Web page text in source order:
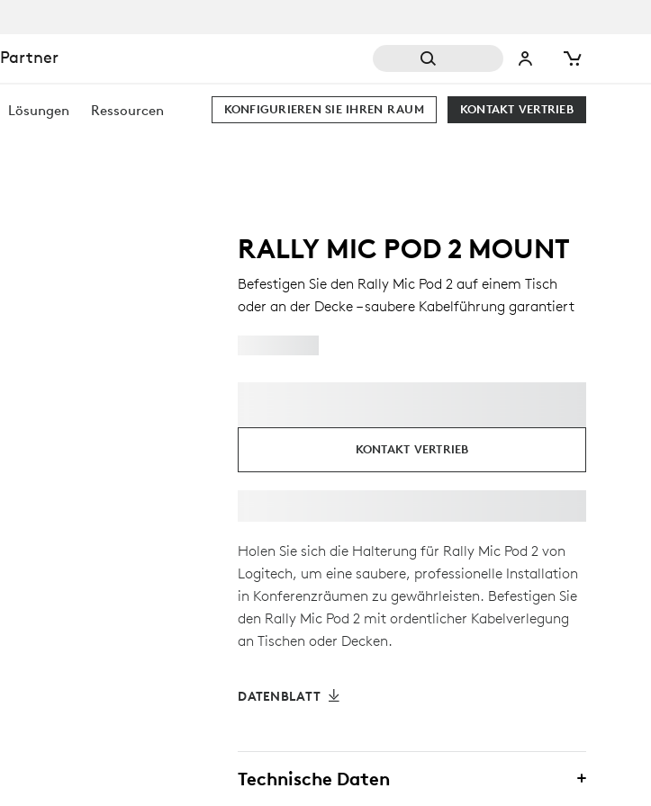
Partner
Lösungen Ressourcen KONTAKT VERTRIEB
KONFIGURIEREN SIE IHREN RAUM
RALLY MIC POD 2 MOUNT
Befestigen Sie den Rally Mic Pod 2 auf einem Tisch
oder an der Decke – saubere Kabelführung garantiert
KONTAKT VERTRIEB
Holen Sie sich die Halterung für Rally Mic Pod 2 von
Logitech, um eine saubere, professionelle Installation
in Konferenzräumen zu gewährleisten. Befestigen Sie
den Rally Mic Pod 2 mit ordentlicher Kabelverlegung
an Tischen oder Decken.
DATENBLATT
Technische Daten